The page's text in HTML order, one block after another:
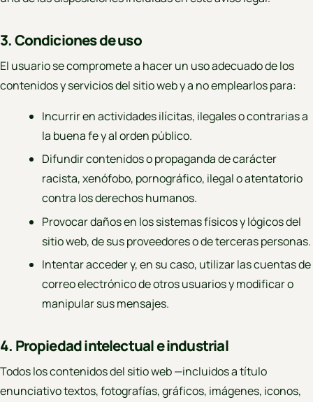
3. Condiciones de uso
El usuario se compromete a hacer un uso adecuado de los
contenidos y servicios del sitio web y a no emplearlos para:
Incurrir en actividades ilícitas, ilegales o contrarias a
la buena fe y al orden público.
Difundir contenidos o propaganda de carácter
racista, xenófobo, pornográfico, ilegal o atentatorio
contra los derechos humanos.
Provocar daños en los sistemas físicos y lógicos del
sitio web, de sus proveedores o de terceras personas.
Intentar acceder y, en su caso, utilizar las cuentas de
correo electrónico de otros usuarios y modificar o
manipular sus mensajes.
4. Propiedad intelectual e industrial
Todos los contenidos del sitio web —incluidos a título
enunciativo textos, fotografías, gráficos, imágenes, iconos,